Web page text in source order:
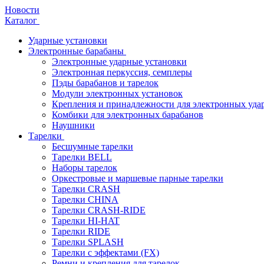
Новости
Каталог
Ударные установки
Электронные барабаны
Электронные ударные установки
Электронная перкуссия, семплеры
Пэды барабанов и тарелок
Модули электронных установок
Крепления и принадлежности для электронных
Комбики для электронных барабанов
Наушники
Тарелки
Бесшумные тарелки
Тарелки BELL
Наборы тарелок
Оркестровые и маршевые парные тарелки
Тарелки CRASH
Тарелки CHINA
Тарелки CRASH-RIDE
Тарелки HI-HAT
Тарелки RIDE
Тарелки SPLASH
Тарелки с эффектами (FX)